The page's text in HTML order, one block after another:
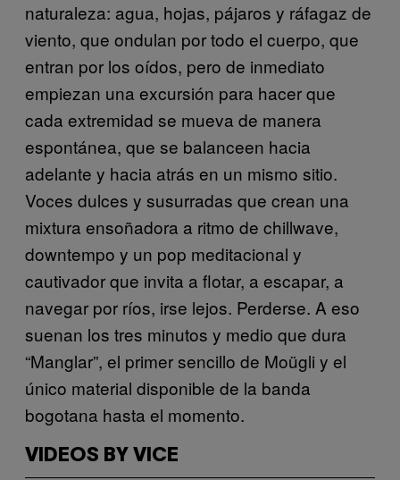
naturaleza: agua, hojas, pájaros y ráfagaz de
viento, que ondulan por todo el cuerpo, que
entran por los oídos, pero de inmediato
empiezan una excursión para hacer que
cada extremidad se mueva de manera
espontánea, que se balanceen hacia
adelante y hacia atrás en un mismo sitio.
Voces dulces y susurradas que crean una
mixtura ensoñadora a ritmo de chillwave,
downtempo y un pop meditacional y
cautivador que invita a flotar, a escapar, a
navegar por ríos, irse lejos. Perderse. A eso
suenan los tres minutos y medio que dura
“Manglar”, el primer sencillo de Moügli y el
único material disponible de la banda
bogotana hasta el momento.
VIDEOS BY VICE